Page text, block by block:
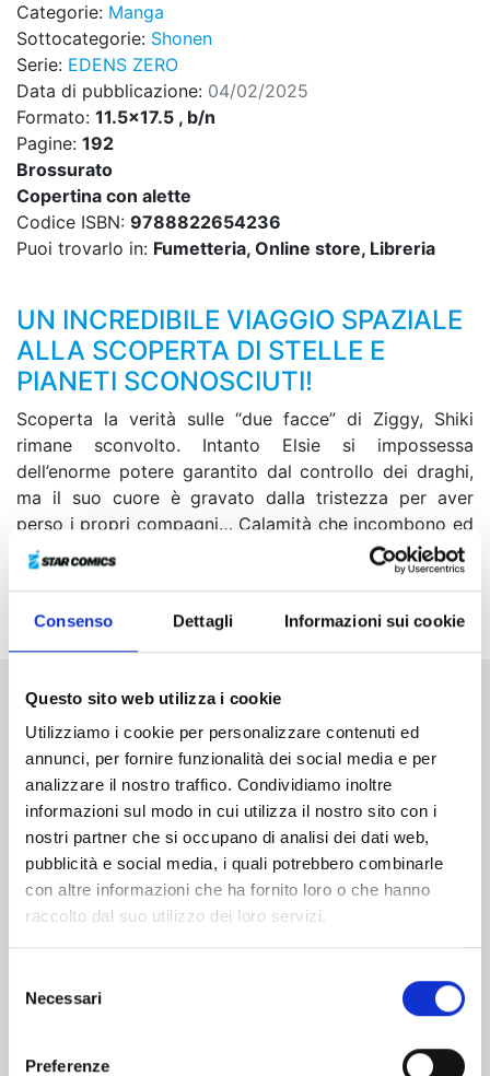
Consenso Dettagli Informazioni sui cookie
Questo sito web utilizza i cookie
Utilizziamo i cookie per personalizzare contenuti ed
annunci, per fornire funzionalità dei social media e per
analizzare il nostro traffico. Condividiamo inoltre
informazioni sul modo in cui utilizza il nostro sito con i
nostri partner che si occupano di analisi dei dati web,
pubblicità e social media, i quali potrebbero combinarle
con altre informazioni che ha fornito loro o che hanno
raccolto dal suo utilizzo dei loro servizi.
delNecessari
Preferenze
Categorie: Manga
Sottocategorie: Shonen
Serie: EDENS ZERO
Data di pubblicazione: 04/02/2025
Formato: 11.5x17.5 , b/n
Pagine: 192
Brossurato
Copertina con alette
Codice ISBN: 9788822654236
Puoi trovarlo in: Fumetteria, Online store, Libreria
UN INCREDIBILE VIAGGIO SPAZIALE
ALLA SCOPERTA DI STELLE E
PIANETI SCONOSCIUTI!
Scoperta la verità sulle “due facce” di Ziggy, Shiki
rimane sconvolto. Intanto Elsie si impossessa
dell’enorme potere garantito dal controllo dei draghi,
ma il suo cuore è gravato dalla tristezza per aver
perso i propri compagni… Calamità che incombono ed
eterni addii. Nel momento di porre fine a una missione
durata ventimila anni, ecco che si mostra il vero
Altri volumi della serie